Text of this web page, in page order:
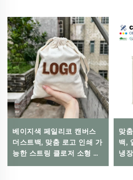
베이지색 페일리코 캔버스
더스트백, 맞춤 로고 인쇄 가
능한 스트링 클로저 소형 선
맞
백,
냉
친